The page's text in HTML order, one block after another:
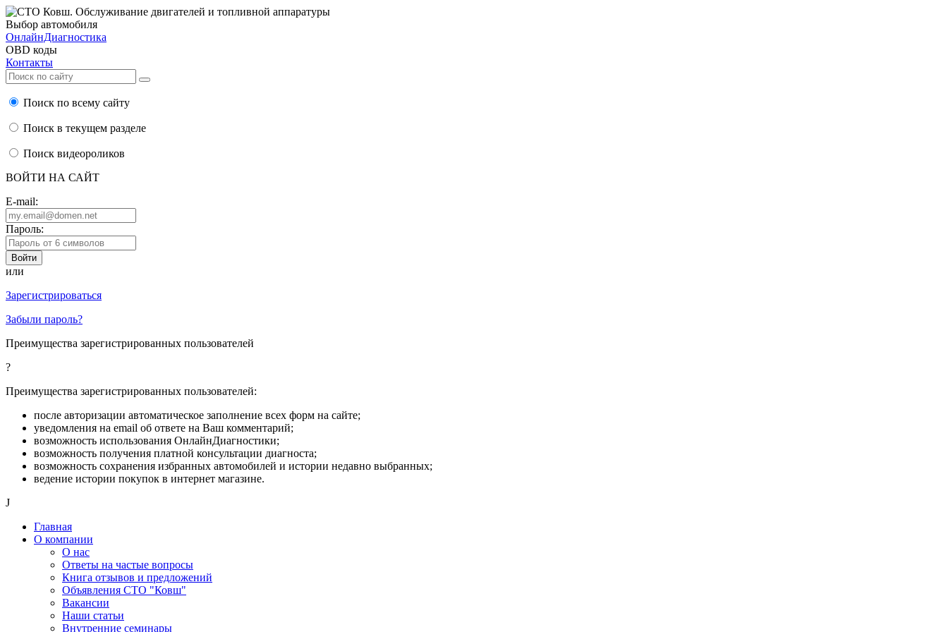
Выбор автомобиля
ОнлайнДиагностика
OBD коды
Контакты
Поиск по всему сайту
Поиск в текущем разделе
Поиск видеороликов
ВОЙТИ НА САЙТ
E-mail:
Пароль:
или
Зарегистрироваться
Забыли пароль?
Преимущества зарегистрированных пользователей
?
Преимущества зарегистрированных пользователей:
после авторизации автоматическое заполнение всех форм на сайте;
уведомления на email об ответе на Ваш комментарий;
возможность использования ОнлайнДиагностики;
возможность получения платной консультации диагноста;
возможность сохранения избранных автомобилей и истории недавно выбранных;
ведение истории покупок в интернет магазине.
J
Главная
О компании
О нас
Ответы на частые вопросы
Книга отзывов и предложений
Объявления СТО "Ковш"
Вакансии
Наши статьи
Внутренние семинары